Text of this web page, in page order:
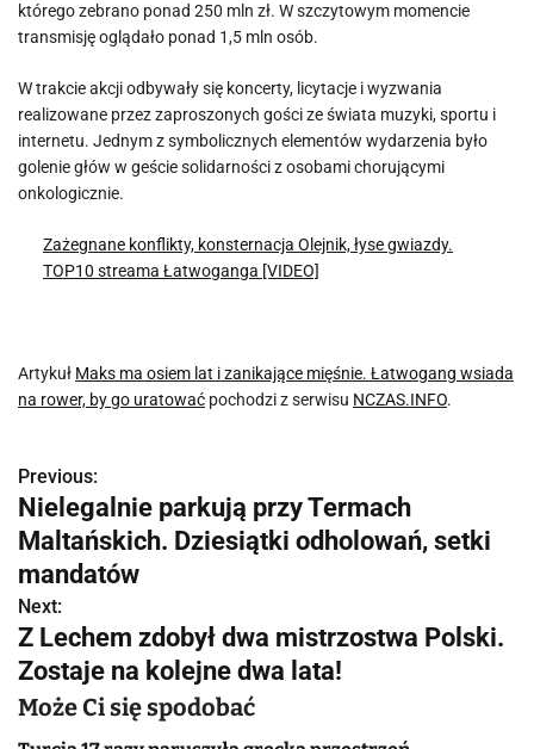
którego zebrano ponad 250 mln zł. W szczytowym momencie
transmisję oglądało ponad 1,5 mln osób.
W trakcie akcji odbywały się koncerty, licytacje i wyzwania
realizowane przez zaproszonych gości ze świata muzyki, sportu i
internetu. Jednym z symbolicznych elementów wydarzenia było
golenie głów w geście solidarności z osobami chorującymi
onkologicznie.
Zażegnane konflikty, konsternacja Olejnik, łyse gwiazdy.
TOP10 streama Łatwoganga [VIDEO]
Artykuł Maks ma osiem lat i zanikające mięśnie. Łatwogang wsiada
na rower, by go uratować pochodzi z serwisu NCZAS.INFO.
N
a
w
i
g
a
Previous:
Nielegalnie parkują przy Termach
Maltańskich. Dziesiątki odholowań, setki
mandatów
Next:
Z Lechem zdobył dwa mistrzostwa Polski.
Zostaje na kolejne dwa lata!
Może Ci się spodobać